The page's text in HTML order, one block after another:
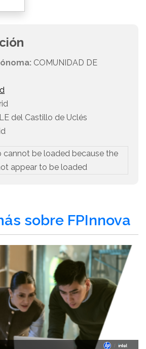
COMUNIDAD DE
del Castillo de Uclés
cannot be loaded because the
appear to be loaded
sobre FPInnova